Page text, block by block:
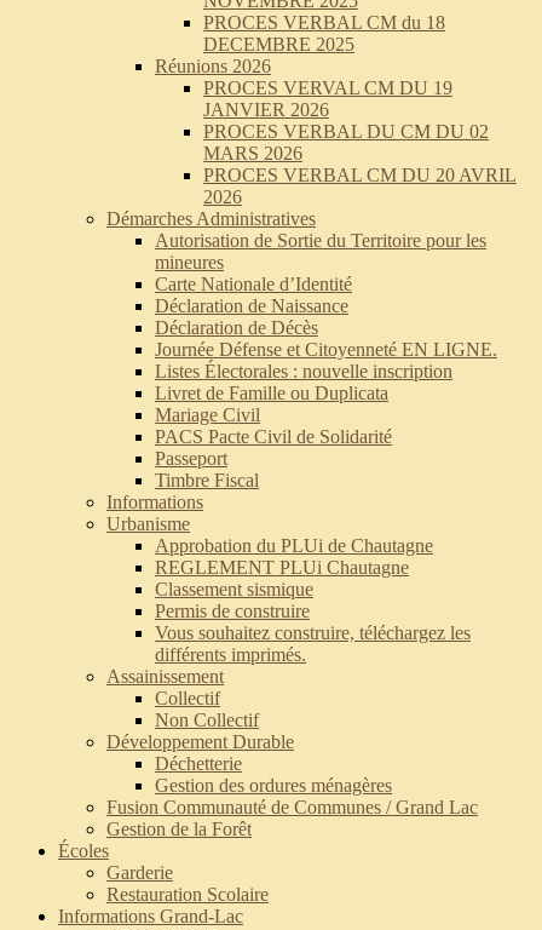
PROCES VERBAL CM du 18
DECEMBRE 2025
Réunions 2026
PROCES VERVAL CM DU 19
JANVIER 2026
PROCES VERBAL DU CM DU 02
MARS 2026
PROCES VERBAL CM DU 20 AVRIL
2026
Démarches Administratives
Autorisation de Sortie du Territoire pour les
mineures
Carte Nationale d’Identité
Déclaration de Naissance
Déclaration de Décès
Journée Défense et Citoyenneté EN LIGNE.
Listes Électorales : nouvelle inscription
Livret de Famille ou Duplicata
Mariage Civil
PACS Pacte Civil de Solidarité
Passeport
Timbre Fiscal
Informations
Urbanisme
Approbation du PLUi de Chautagne
REGLEMENT PLUi Chautagne
Classement sismique
Permis de construire
Vous souhaitez construire, téléchargez les
différents imprimés.
Assainissement
Collectif
Non Collectif
Développement Durable
Déchetterie
Gestion des ordures ménagères
Fusion Communauté de Communes / Grand Lac
Gestion de la Forêt
Écoles
Garderie
Restauration Scolaire
Informations Grand-Lac